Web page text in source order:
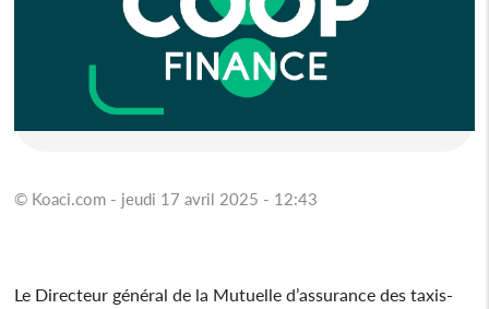
© Koaci.com - jeudi 17 avril 2025 - 12:43
Le Directeur général de la Mutuelle d’assurance des taxis-